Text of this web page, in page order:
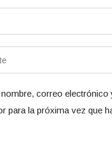
correo electrónico
para la próxima vez que